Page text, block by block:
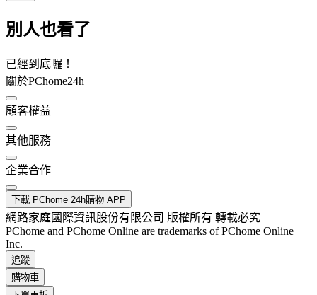
別人也看了
已經到底囉！
關於PChome24h
顧客權益
其他服務
企業合作
下載 PChome 24h購物 APP
網路家庭國際資訊股份有限公司 版權所有 轉載必究
PChome and PChome Online are trademarks of PChome Online
Inc.
追蹤
購物車